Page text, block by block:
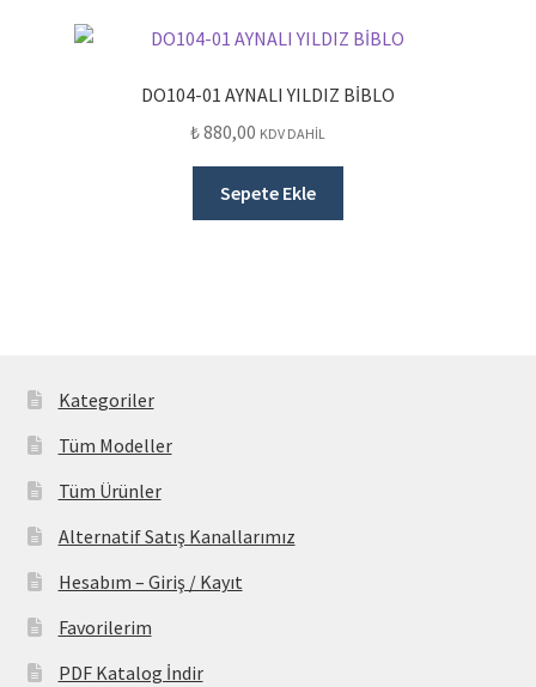
DO104-01 AYNALI YILDIZ BİBLO
₺880,00 KDV DAHİL
Sepete Ekle
Kategoriler
Tüm Modeller
Tüm Ürünler
Alternatif Satış Kanallarımız
Hesabım – Giriş / Kayıt
Favorilerim
PDF Katalog İndir